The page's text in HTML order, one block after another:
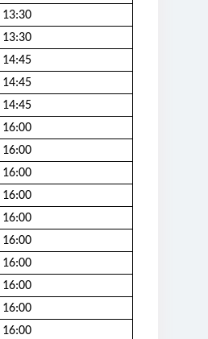
13:30
13:30
14:45
14:45
14:45
16:00
16:00
16:00
16:00
16:00
16:00
16:00
16:00
16:00
16:00